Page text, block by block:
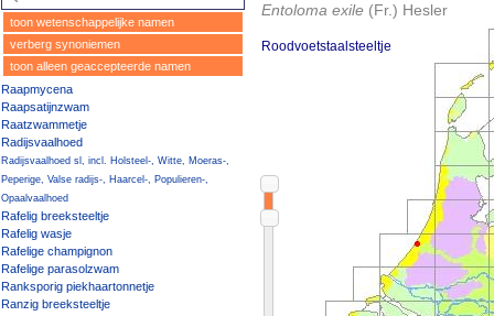
toon wetenschappelijke namen
verberg synoniemen
toon alleen geaccepteerde namen
Raapmycena
Raapsatijnzwam
Raatzwammetje
Radijsvaalhoed
Radijsvaalhoed sl, incl. Holsteel-, Witte, Moeras-,
Peperige, Valse radijs-, Haarcel-, Populieren-,
Opaalvaalhoed
Rafelig breeksteeltje
Rafelig wasje
Rafelige champignon
Rafelige parasolzwam
Ranksporig piekhaartonnetje
Ranzig breeksteeltje
Entoloma exile (Fr.) Hesler
Roodvoetstaalsteeltje